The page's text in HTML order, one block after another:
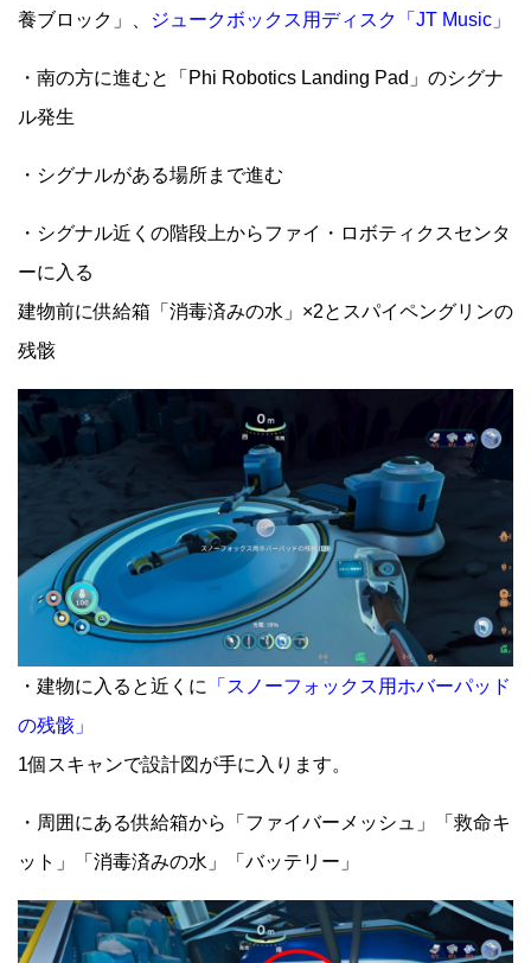
養ブロック」、
ジュークボックス用ディスク「JT Music」
・南の方に進むと「Phi Robotics Landing Pad」のシグナ
ル発生
・シグナルがある場所まで進む
・シグナル近くの階段上からファイ・ロボティクスセンタ
ーに入る
建物前に供給箱「消毒済みの水」×2とスパイペングリンの
残骸
・建物に入ると近くに 「スノーフォックス用ホバーパッド
の残骸」
1個スキャンで設計図が手に入ります。
・周囲にある供給箱から「ファイバーメッシュ」「救命キ
ット」「消毒済みの水」「バッテリー」